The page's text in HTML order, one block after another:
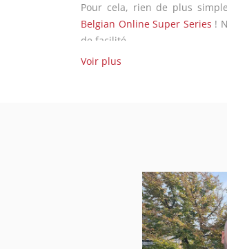
Pour cela, rien de plus
Belgian Online Super Series !
de facilité.
Voir plus